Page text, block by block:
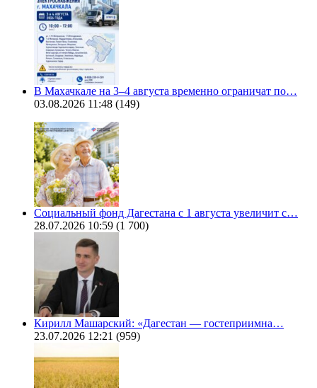
В Махачкале на 3–4 августа временно ограничат по…
03.08.2026 11:48 (149)
Социальный фонд Дагестана с 1 августа увеличит с…
28.07.2026 10:59 (1 700)
Кирилл Машарский: «Дагестан — гостеприимна…
23.07.2026 12:21 (959)